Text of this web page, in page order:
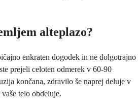
alteplazo?
enkraten dogodek in ne dolgotrajno
prejeli celoten odmerek v 60-90
končana, zdravilo še naprej deluje v
telo obdeluje.